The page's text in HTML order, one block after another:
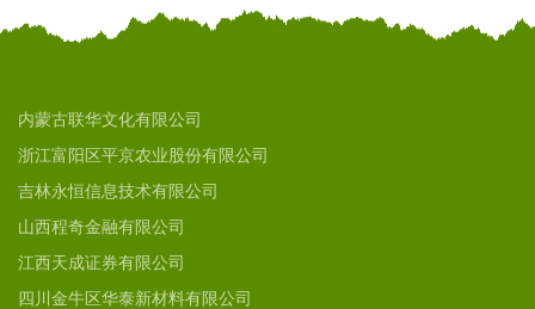
内蒙古联华文化有限公司
浙江富阳区平京农业股份有限公司
吉林永恒信息技术有限公司
山西程奇金融有限公司
江西天成证券有限公司
四川金牛区华泰新材料有限公司